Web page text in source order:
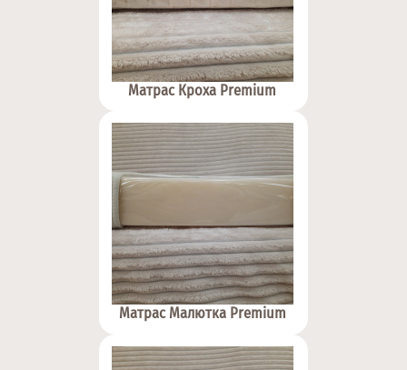
Матрас Кроха Premium
Матрас Малютка Premium